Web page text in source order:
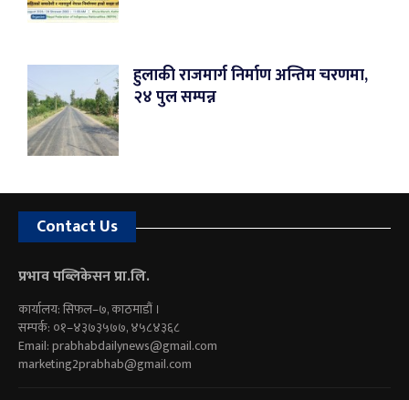
हुलाकी राजमार्ग निर्माण अन्तिम चरणमा,
२४ पुल सम्पन्न
Contact Us
प्रभाव पब्लिकेसन प्रा.लि.
कार्यालय: सिफल–७, काठमाडौं ।
सम्पर्क: ०१–४३७३५७७, ४५८४३६८
Email:prabhabdailynews@gmail.com
marketing2prabhab@gmail.com